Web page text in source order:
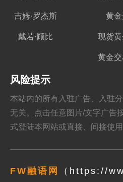
吉姆·罗杰斯
戴若·顾比
黄
现货
黄金
风险提示
本站内的所有入驻广告、入驻
无关。点击任意图片/文字广告
式登陆本网站或直接、间接使
FW融语网 （https://